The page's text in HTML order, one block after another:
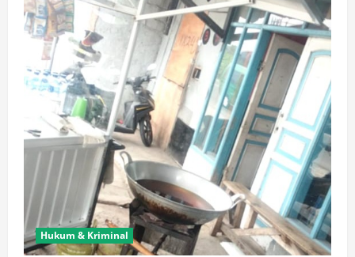
Hukum & Kriminal